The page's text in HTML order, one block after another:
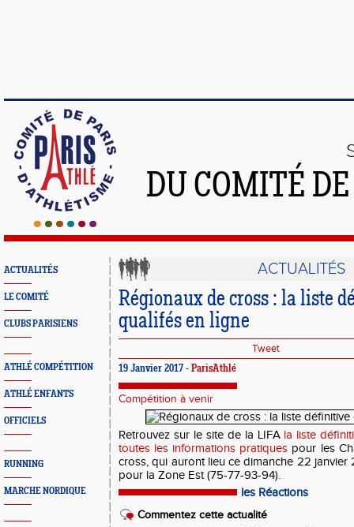
DU COMITÉ
ACTUALITÉS
LE COMITÉ
CLUBS PARISIENS
ATHLÉ COMPÉTITION
ATHLÉ ENFANTS
OFFICIELS
RUNNING
MARCHE NORDIQUE
ACTUALITÉS
Régionaux de cross : la liste
qualifés en ligne
Tweet
19 Janvier 2017 - ParisAthlé
Compétition à venir
Retrouvez sur le site de la LIFA la liste
toutes les informations pratiques pour les
cross, qui auront lieu ce dimanche 22 janvier
pour la Zone Est (75-77-93-94).
les Réactions
Commentez cette actualité